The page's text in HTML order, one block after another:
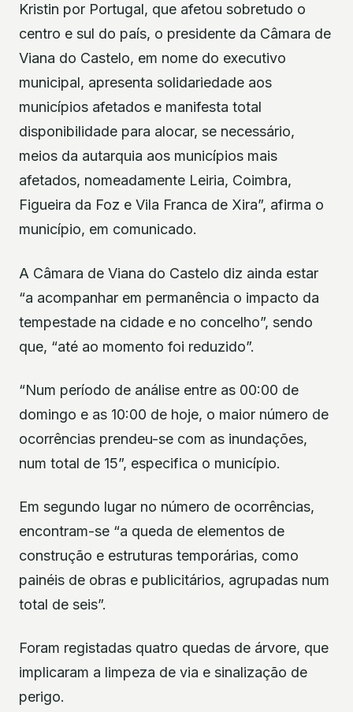
Kristin por Portugal, que afetou sobretudo o
centro e sul do país, o presidente da Câmara de
Viana do Castelo, em nome do executivo
municipal, apresenta solidariedade aos
municípios afetados e manifesta total
disponibilidade para alocar, se necessário,
meios da autarquia aos municípios mais
afetados, nomeadamente Leiria, Coimbra,
Figueira da Foz e Vila Franca de Xira”, afirma o
município, em comunicado.
A Câmara de Viana do Castelo diz ainda estar
“a acompanhar em permanência o impacto da
tempestade na cidade e no concelho”, sendo
que, “até ao momento foi reduzido”.
“Num período de análise entre as 00:00 de
domingo e as 10:00 de hoje, o maior número de
ocorrências prendeu-se com as inundações,
num total de 15”, especifica o município.
Em segundo lugar no número de ocorrências,
encontram-se “a queda de elementos de
construção e estruturas temporárias, como
painéis de obras e publicitários, agrupadas num
total de seis”.
Foram registadas quatro quedas de árvore, que
implicaram a limpeza de via e sinalização de
perigo.